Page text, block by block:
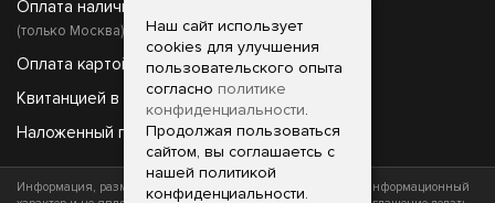
Оплата наличными;
(только Москва)
Оплата картой;
Квитанцией в банке;
Наложенный платеж.
Информация, размещенная на сайте, носит исключительно информационный
Наш сайт использует
cookies для улучшения
пользовательского опыта
согласно политике
конфиденциальности.
Продолжая пользоваться
сайтом, вы соглашаетсь с
нашей политикой
конфиденциальности.